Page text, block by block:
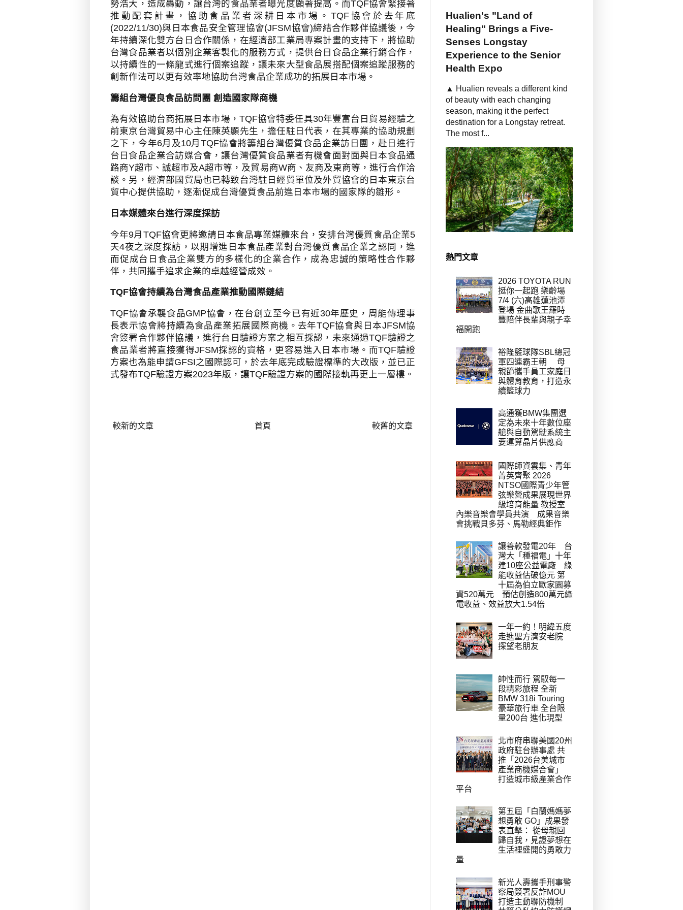
勢浩大，造成轟動，讓台灣的食品業者曝光度顯著提高。而TQF協會緊接著
推動配套計畫，協助食品業者深耕日本市場。 TQF協會於去年底
(2022/11/30)與日本食品安全管理協會(JFSM協會)締結合作夥伴協議後，今
年持續深化雙方台日合作關係，在經濟部工業局專案計畫的支持下，將協助
台灣食品業者以個別企業客製化的服務方式，提供台日食品企業行銷合作，
以持續性的一條龍式進行個案追蹤，讓未來大型食品展搭配個案追蹤服務的
創新作法可以更有效率地協助台灣食品企業成功的拓展日本市場。
籌組台灣優良食品訪問團 創造國家隊商機
為有效協助台商拓展日本市場， TQF協會特委任具30年豐富台日貿易經驗之
前東京台灣貿易中心主任陳英顯先生，擔任駐日代表，在其專業的協助規劃
之下，今年6月及10月 TQF協會將籌組台灣優質食品企業訪日團，赴日進行
台日食品企業合訪媒合會，讓台灣優質食品業者有機會面對面與日本食品通
路商Y超市、誠超市及A超市等，及貿易商W商、友商及東商等，進行合作洽
談。另，經濟部國貿局也已轉致台灣駐日經貿單位及外貿協會的日本東京台
貿中心提供協助，逐漸促成台灣優質食品前進日本市場的國家隊的雛形。
日本媒體來台進行深度採訪
今年9月 TQF協會更將邀請日本食品專業媒體來台，安排台灣優質食品企業5
天4夜之深度採訪，以期增進日本食品產業對台灣優質食品企業之認同，進
而促成台日食品企業雙方的多樣化的企業合作，成為忠誠的策略性合作夥
伴，共同攜手追求企業的卓越經營成效。
TQF協會持續為台灣食品產業推動國際鏈結
TQF協會承襲食品GMP協會，在台創立至今已有近30年歷史，周能傳理事
長表示協會將持續為食品產業拓展國際商機。去年TQF協會與日本JFSM協
會簽署合作夥伴協議，進行台日驗證方案之相互採認，未來通過TQF驗證之
食品業者將直接獲得JFSM採認的資格，更容易進入日本市場。而TQF驗證
方案也為能申請GFSI之國際認可，於去年底完成驗證標準的大改版，並已正
式發布TQF驗證方案2023年版，讓TQF驗證方案的國際接軌再更上一層樓。
較新的文章 較舊的文章
首頁
Hualien's "Land of
Healing" Brings a Five-
Senses Longstay
Experience to the Senior
Health Expo
▲ Hualien reveals a different kind
of beauty with each changing
season, making it the perfect
destination for a Longstay retreat.
The most f...
熱門文章
2026 TOYOTA RUN
挺你一起跑 樂齡場
7/4 (六)高雄蓮池潭
登場 金曲歌王羅時
豐陪伴長輩與親子幸
福開跑
裕隆籃球隊SBL總冠
軍四連霸王朝 母
親節攜手員工家庭日
與體育教育，打造永
續籃球力
高通獲BMW集團選
定為未來十年數位座
艙與自動駕駛系統主
要運算晶片供應商
國際師資雲集、青年
菁英齊聚 2026
NTSO國際青少年管
弦樂營成果展現世界
級培育能量 教授室
內樂音樂會學員共演 成果音樂
會挑戰貝多芬、馬勒經典鉅作
讓善款發電20年 台
灣大「種福電」十年
建10座公益電廠 綠
能收益估破億元 第
十屆為伯立歐家園募
資520萬元 預估創造800萬元綠
電收益、效益放大1.54倍
一年一約！明緯五度
走進聖方濟安老院
探望老朋友
帥性而行 駕馭每一
段精彩旅程 全新
BMW 318i Touring
豪華旅行車 全台限
量200台 進化現型
北市府串聯美國20州
政府駐台辦事處 共
推「2026台美城市
產業商機媒合會」
打造城市級產業合作
平台
第五屆「白蘭媽媽夢
想勇敢 GO」成果發
表直擊： 從母親回
歸自我，見證夢想在
生活裡盛開的勇敢力
量
新光人壽攜手刑事警
察局簽署反詐MOU
打造主動聯防機制